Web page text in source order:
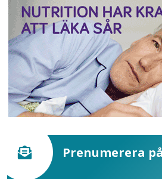
Prenumerera